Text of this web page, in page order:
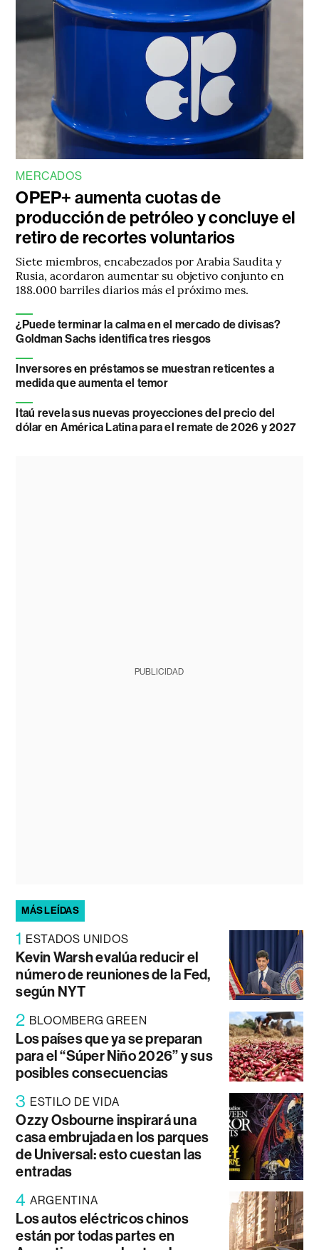
MERCADOS
OPEP+ aumenta cuotas de
producción de petróleo y concluye el
retiro de recortes voluntarios
Siete miembros, encabezados por Arabia Saudita y
Rusia, acordaron aumentar su objetivo conjunto en
188.000 barriles diarios más el próximo mes.
¿Puede terminar la calma en el mercado de divisas?
Goldman Sachs identifica tres riesgos
Inversores en préstamos se muestran reticentes a
medida que aumenta el temor
Itaú revela sus nuevas proyecciones del precio del
dólar en América Latina para el remate de 2026 y 2027
PUBLICIDAD
MÁS LEÍDAS
1 ESTADOS UNIDOS
Kevin Warsh evalúa reducir el
número de reuniones de la Fed,
según NYT
2 BLOOMBERG GREEN
Los países que ya se preparan
para el “Súper Niño 2026” y sus
posibles consecuencias
3 ESTILO DE VIDA
Ozzy Osbourne inspirará una
casa embrujada en los parques
de Universal: esto cuestan las
entradas
4 ARGENTINA
Los autos eléctricos chinos
están por todas partes en